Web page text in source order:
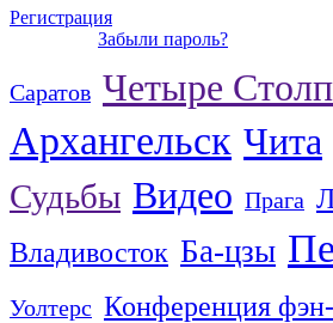
Регистрация
Забыли пароль?
Саратов Четыре
Архангельск Чита
Судьбы Видео Прага
Владивосток Ба-цзы
Уолтерс Конференция